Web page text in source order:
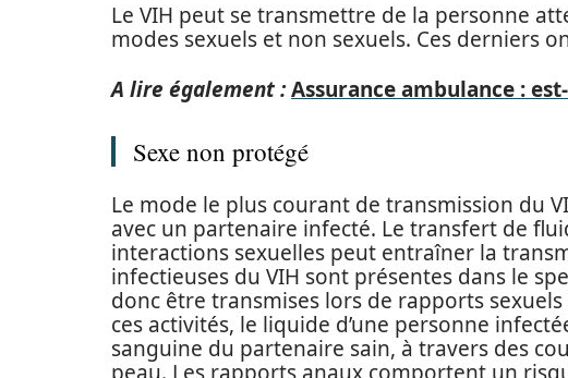
Le VIH peut se transmettre de la personne
modes sexuels et non sexuels. Ces derniers
A lire également :Assurance ambulance :
Sexe non protégé
Le mode le plus courant de transmission du
avec un partenaire infecté. Le transfert de
interactions sexuelles peut entraîner la
infectieuses du VIH sont présentes dans le
donc être transmises lors de rapports
ces activités, le liquide d’une personne
sanguine du partenaire sain, à travers des